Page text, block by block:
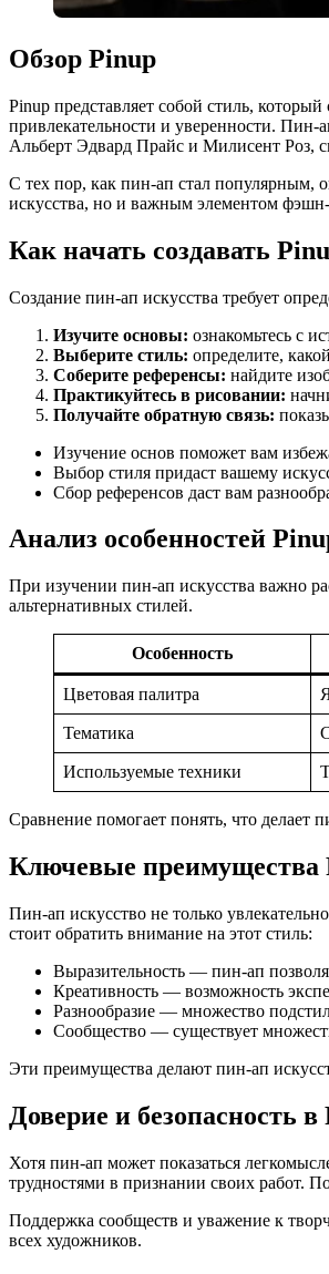
Обзор Pinup
Pinup представляет собой стиль,
привлекательности и уверенности.
Альберт Эдвард Прайс и Милисент Роз,
С тех пор, как пин-ап стал популярным,
искусства, но и важным элементом
Как начать создавать
Создание пин-ап искусства требует
Изучите основы: ознакомьтесь с
Выберите стиль: определите,
Соберите референсы: найдите
Практикуйтесь в рисовании:
Получайте обратную связь:
Изучение основ поможет вам
Выбор стиля придаст вашему
Сбор референсов даст вам
Анализ особенностей
При изучении пин-ап искусства важно
альтернативных стилей.
Особенность
Цветовая палитра
Тематика
Используемые техники
Сравнение помогает понять, что
Ключевые преимущества
Пин-ап искусство не только
стоит обратить внимание на этот стиль:
Выразительность — пин-ап
Креативность — возможность
Разнообразие — множество
Сообщество — существует
Эти преимущества делают пин-ап
Доверие и безопасность в
Хотя пин-ап может показаться
трудностями в признании своих работ.
Поддержка сообществ и уважение к
всех художников.